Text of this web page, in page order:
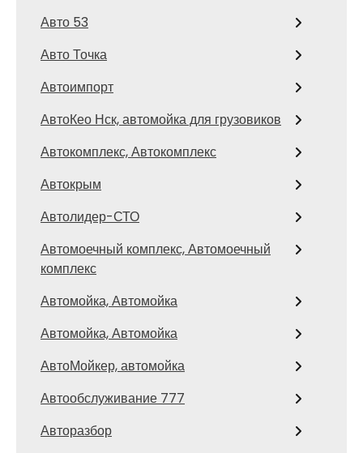
Авто 53
Авто Точка
Автоимпорт
АвтоКео Нск, автомойка для грузовиков
Автокомплекс, Автокомплекс
Автокрым
Автолидер-СТО
Автомоечный комплекс, Автомоечный
комплекс
Автомойка, Автомойка
Автомойка, Автомойка
АвтоМойкер, автомойка
Автообслуживание 777
Авторазбор